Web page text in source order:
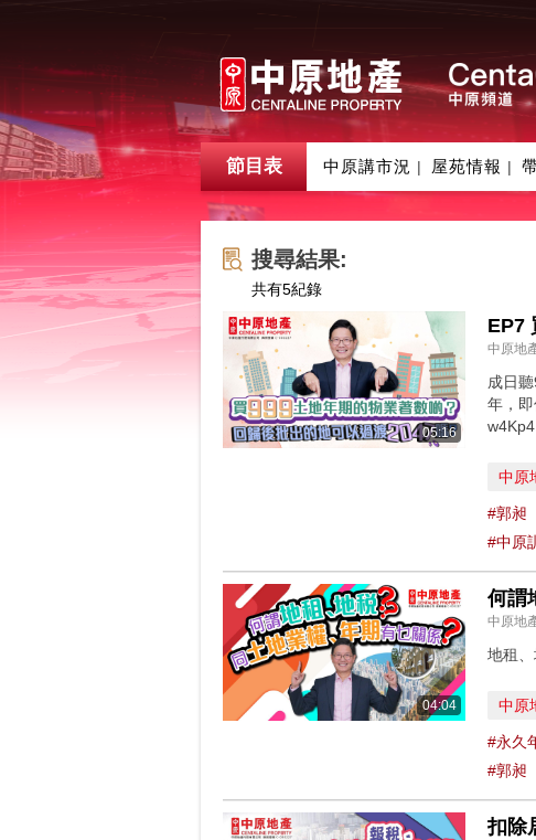
節目表 中原講市況 | 屋苑情報 |
搜尋結果:
共有5紀錄
05:16
EP7
中原地
成日
年，
w4Kp4
中原
#郭昶
#中原
04:04
何謂
中原地
地租
中原
#永久
#郭昶
扣除